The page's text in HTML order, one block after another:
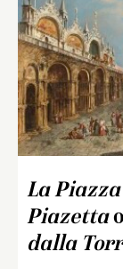
La
Piazetta
dalla